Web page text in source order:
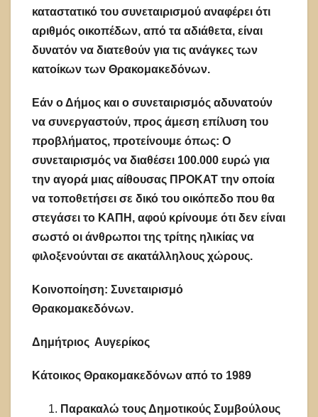
καταστατικό του συνεταιρισμού αναφέρει ότι
αριθμός οικοπέδων, από τα αδιάθετα, είναι
δυνατόν να διατεθούν για τις ανάγκες των
κατοίκων των Θρακομακεδόνων.
Εάν ο Δήμος και ο συνεταιρισμός αδυνατούν
να συνεργαστούν, προς άμεση επίλυση του
προβλήματος, προτείνουμε όπως: Ο
συνεταιρισμός να διαθέσει 100.000 ευρώ για
την αγορά μιας αίθουσας ΠΡΟΚΑΤ την οποία
να τοποθετήσει σε δικό του οικόπεδο που θα
στεγάσει το ΚΑΠΗ, αφού κρίνουμε ότι δεν είναι
σωστό οι άνθρωποι της τρίτης ηλικίας να
φιλοξενούνται σε ακατάλληλους χώρους.
Κοινοποίηση: Συνεταιρισμό
Θρακομακεδόνων.
Δημήτριος Αυγερίκος
Κάτοικος Θρακομακεδόνων από το 1989
Παρακαλώ τους Δημοτικούς Συμβούλους